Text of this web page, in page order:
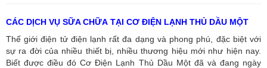
CÁC DỊCH VỤ SỮA CHỮA TẠI CƠ ĐIỆN LẠNH THỦ DẦU MỘT
Thế giới điện tử điện lạnh rất đa dạng và phong phú, đặc biệt với
sự ra đời của nhiều thiết bị, nhiều thương hiệu mới như hiện nay.
Biết được điều đó Cơ Điện Lạnh Thủ Dầu Một đã và đang ngày